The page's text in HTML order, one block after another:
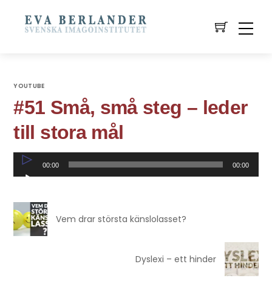
YOUTUBE
#51 Små, små steg – leder
till stora mål
Ljudspelare
00:00 00:00
Vem drar största känslolasset?
Dyslexi – ett hinder